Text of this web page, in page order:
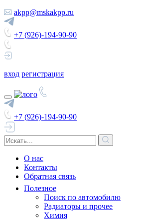
akpp@mskakpp.ru
+7 (926)-194-90-90
вход регистрация
+7 (926)-194-90-90
О нас
Контакты
Обратная связь
Полезное
Поиск по автомобилю
Радиаторы и прочее
Химия